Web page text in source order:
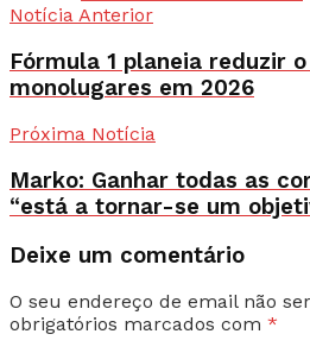
Notícia Anterior
Fórmula 1 planeia reduzir
monolugares em 2026
Próxima Notícia
Marko: Ganhar todas as
“está a tornar-se um
Deixe um comentário
O seu endereço de email não
obrigatórios marcados com *